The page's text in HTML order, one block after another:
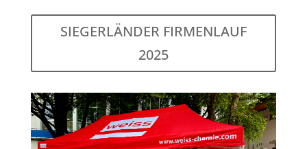
SIEGERLÄNDER FIRMENLAUF
2025